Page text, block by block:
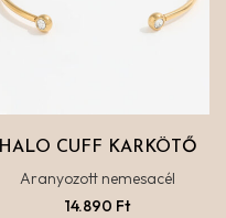
HALO CUFF KARKÖTŐ
Aranyozott nemesacél
14.890 Ft